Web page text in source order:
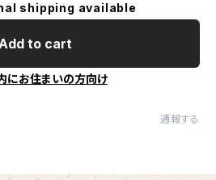
shipping available
to cart
にお住まいの方向け
通報する